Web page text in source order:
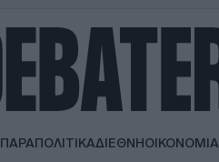
ΠΑΡΑΠΟΛΙΤΙΚΑΔΙΕΘΝΗΟΙΚΟΝΟΜΙΑ